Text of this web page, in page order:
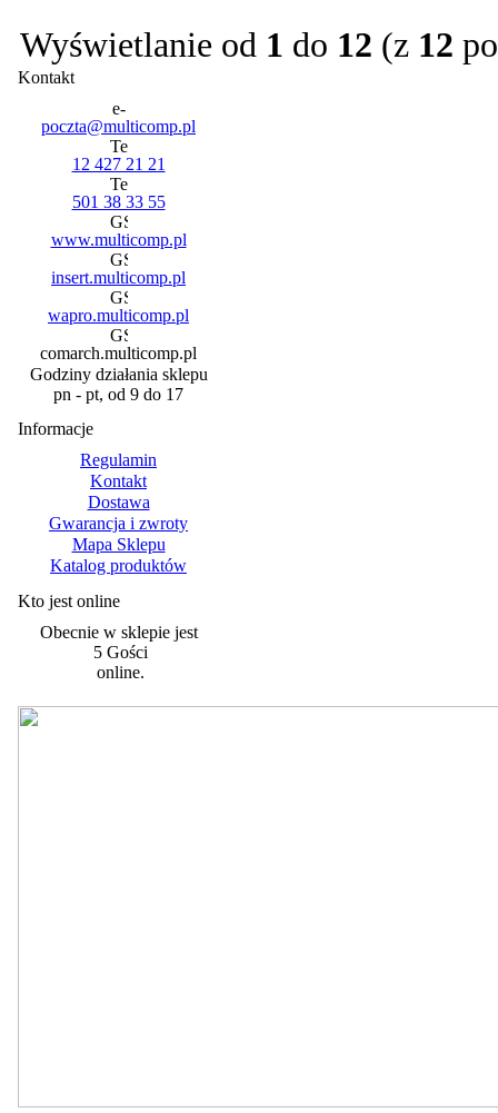
Wyświetlanie od 1 do 12 (z 12
Kontakt
poczta@multicomp.pl
12 427 21 21
501 38 33 55
www.multicomp.pl
insert.multicomp.pl
wapro.multicomp.pl
comarch.multicomp.pl
Godziny działania sklepu
pn - pt, od 9 do 17
Informacje
Regulamin
Kontakt
Dostawa
Gwarancja i zwroty
Mapa Sklepu
Katalog produktów
Kto jest online
Obecnie w sklepie jest
5 Gości
online.